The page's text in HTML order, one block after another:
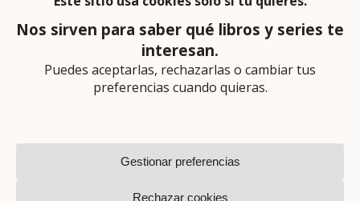
En calidad de afiliado de Amazon obtengo
ingresos por las compras adscritas que